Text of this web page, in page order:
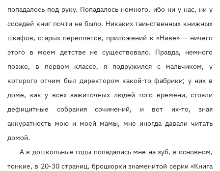
попадалось под руку. Попадалось немного, ибо ни у нас, ни у
соседей книг почти не было. Никаких таинственных книжных
шкафов, старых переплетов, приложений к «Ниве» — ничего
этого в моем детстве не существовало. Правда, немного
позже, в первом классе, я подружился с мальчиком, у
которого отчим был директором какой-то фабрики; у них в
доме, как у всех зажиточных людей того времени, стояли
дефицитные собрания сочинений, и вот их-то, зная
аккуратность мою и моей мамы, мне иногда давали читать
домой.
А в дошкольные годы попадались мне на зуб, в основном,
тонкие, в 20-30 страниц, брошюрки знаменитой серии «Книга